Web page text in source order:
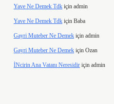
Yave Ne Demek Tdk için admin
Yave Ne Demek Tdk için Baba
Gayri Muteber Ne Demek için admin
Gayri Muteber Ne Demek için Ozan
İNcirin Ana Vatanı Neresidir için admin